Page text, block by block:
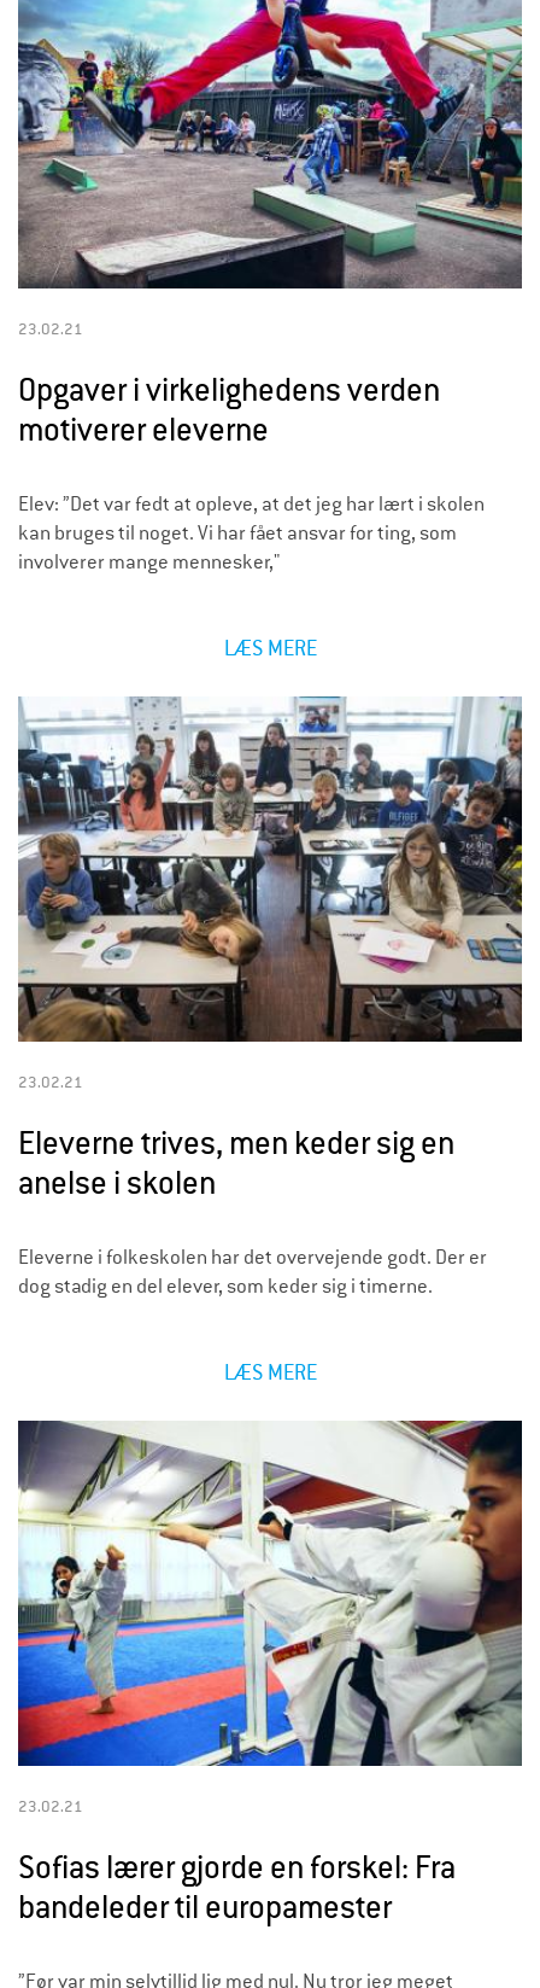
23.02.21
Opgaver i virkelighedens verden
motiverer eleverne
Elev: ”Det var fedt at opleve, at det jeg har lært i skolen
kan bruges til noget. Vi har fået ansvar for ting, som
involverer mange mennesker,"
LÆS MERE
23.02.21
Eleverne trives, men keder sig en
anelse i skolen
Eleverne i folkeskolen har det overvejende godt. Der er
dog stadig en del elever, som keder sig i timerne.
LÆS MERE
23.02.21
Sofias lærer gjorde en forskel: Fra
bandeleder til europamester
”Før var min selvtillid lig med nul. Nu tror jeg meget